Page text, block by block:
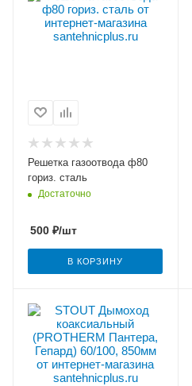
Решетка газоотвода ф80
гориз. сталь
Достаточно
500 ₽/шт
В КОРЗИНУ